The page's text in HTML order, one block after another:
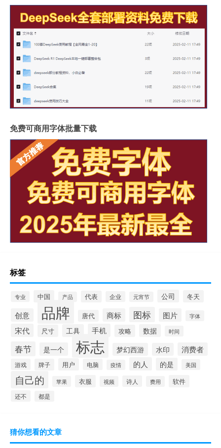
免费可商用字体批量下载
标签
专业 中国 产品 代表 企业 元宵节 公司 冬天
创意 品牌 唐代 商标 图标 图片 字体
宋代 尺寸 工具 手机 攻略 数据 时间
春节 是一个 标志 梦幻西游 水印 消费者
游戏 牌子 用户 电脑 疫情 的人 的是 美国
自己的 苹果 衣服 视频 诗人 费用 软件
还不 都是
猜你想看的文章